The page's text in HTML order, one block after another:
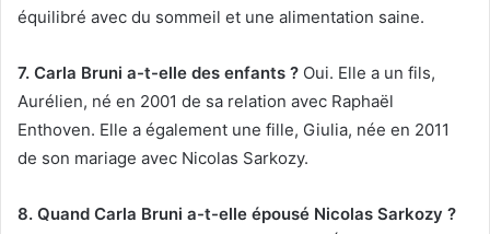
équilibré avec du sommeil et une alimentation saine.
7. Carla Bruni a-t-elle des enfants ? Oui. Elle a un fils,
Aurélien, né en 2001 de sa relation avec Raphaël
Enthoven. Elle a également une fille, Giulia, née en 2011
de son mariage avec Nicolas Sarkozy.
8. Quand Carla Bruni a-t-elle épousé Nicolas Sarkozy ?